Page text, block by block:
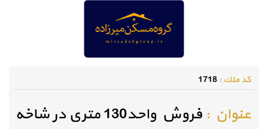
كد ملك :1718
عنوان :
فروش واحد130 متری در شاخه